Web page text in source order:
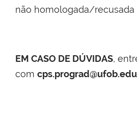
não homologada/recusada
EM CASO DE DÚVIDAS,
com